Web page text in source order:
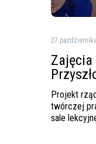
27
Projekt
twórczej
sale